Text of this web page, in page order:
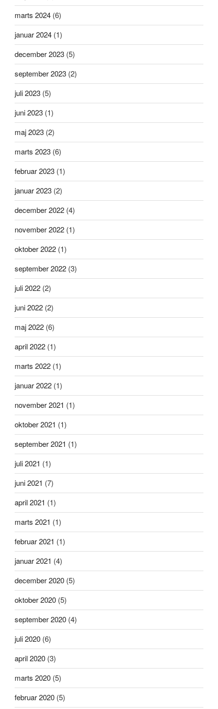
marts 2024 (6)
januar 2024 (1)
december 2023 (5)
september 2023 (2)
juli 2023 (5)
juni 2023 (1)
maj 2023 (2)
marts 2023 (6)
februar 2023 (1)
januar 2023 (2)
december 2022 (4)
november 2022 (1)
oktober 2022 (1)
september 2022 (3)
juli 2022 (2)
juni 2022 (2)
maj 2022 (6)
april 2022 (1)
marts 2022 (1)
januar 2022 (1)
november 2021 (1)
oktober 2021 (1)
september 2021 (1)
juli 2021 (1)
juni 2021 (7)
april 2021 (1)
marts 2021 (1)
februar 2021 (1)
januar 2021 (4)
december 2020 (5)
oktober 2020 (5)
september 2020 (4)
juli 2020 (6)
april 2020 (3)
marts 2020 (5)
februar 2020 (5)